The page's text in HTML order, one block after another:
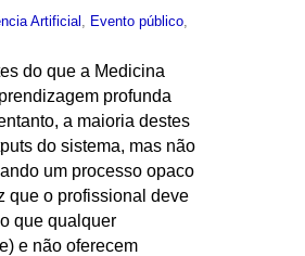
Artificial Evento público
do que a Medicina
profunda
a maioria destes
do sistema, mas não
um processo opaco
que o profissional deve
que qualquer
e não oferecem